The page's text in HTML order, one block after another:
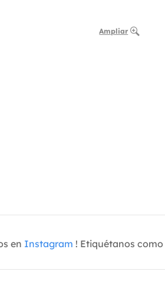
Ampliar
en Instagram ! Etiquétanos como